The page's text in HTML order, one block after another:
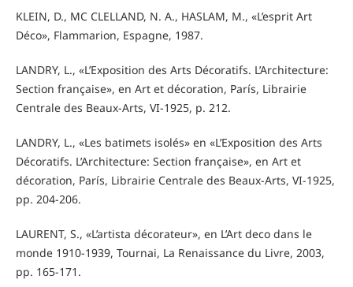
KLEIN, D., MC CLELLAND, N. A., HASLAM, M., «L’esprit Art
Déco», Flammarion, Espagne, 1987.
LANDRY, L., «L’Exposition des Arts Décoratifs. L’Architecture:
Section française», en Art et décoration, París, Librairie
Centrale des Beaux-Arts, VI-1925, p. 212.
LANDRY, L., «Les batimets isolés» en «L’Exposition des Arts
Décoratifs. L’Architecture: Section française», en Art et
décoration, París, Librairie Centrale des Beaux-Arts, VI-1925,
pp. 204-206.
LAURENT, S., «L’artista décorateur», en L’Art deco dans le
monde 1910-1939, Tournai, La Renaissance du Livre, 2003,
pp. 165-171.